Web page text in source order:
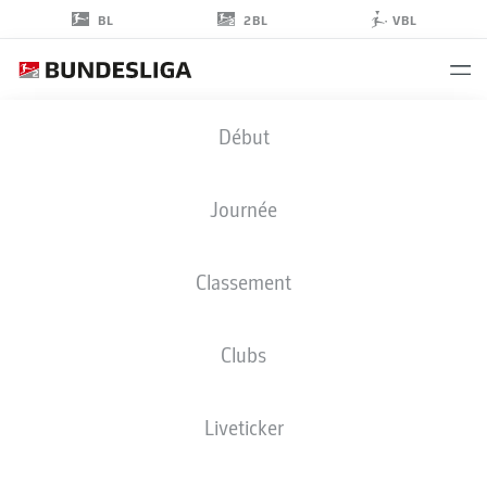
BL 2BL VBL
Début
Journée
Classement
Clubs
Liveticker